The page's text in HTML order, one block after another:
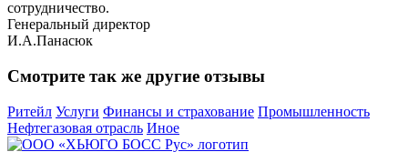
сотрудничество.
Генеральный директор
И.А.Панасюк
Смотрите так же другие отзывы
Ритейл Услуги Финансы и страхование Промышленность
Нефтегазовая отрасль Иное